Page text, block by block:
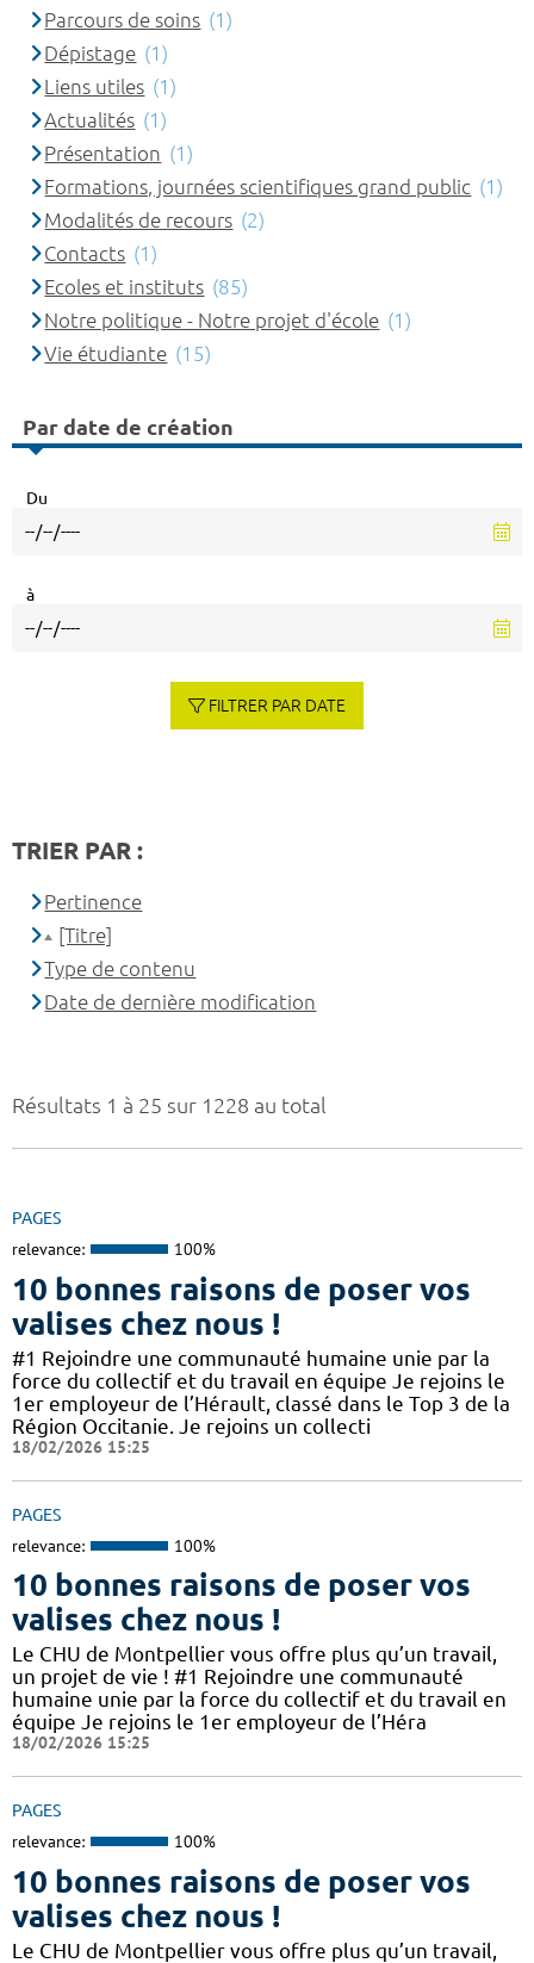
Résultats 1 à 25 sur 1228 au total
PAGES
relevance: 100%
10 bonnes raisons de poser vos
valises chez nous !
#1 Rejoindre une communauté humaine unie par la
force du collectif et du travail en équipe Je rejoins le
1er employeur de l’Hérault, classé dans le Top 3 de la
Région Occitanie. Je rejoins un collecti
18/02/2026 15:25
PAGES
relevance: 100%
10 bonnes raisons de poser vos
valises chez nous !
Le CHU de Montpellier vous offre plus qu’un travail,
un projet de vie ! #1 Rejoindre une communauté
humaine unie par la force du collectif et du travail en
équipe Je rejoins le 1er employeur de l’Héra
18/02/2026 15:25
PAGES
relevance: 100%
10 bonnes raisons de poser vos
valises chez nous !
Le CHU de Montpellier vous offre plus qu’un travail,
Parcours de soins (1)
Dépistage (1)
Liens utiles (1)
Actualités (1)
Présentation (1)
Formations, journées scientifiques grand public (1)
Modalités de recours (2)
Contacts (1)
Ecoles et instituts (85)
Notre politique - Notre projet d'école (1)
Vie étudiante (15)
Par date de création
Du
à
FILTRER PAR DATE
TRIER PAR :
Pertinence
[Titre]
Type de contenu
Date de dernière modification